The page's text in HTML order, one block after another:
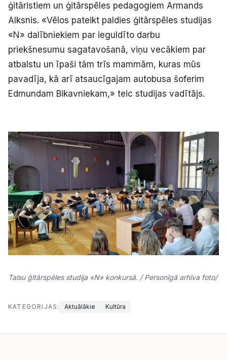
ģitāristiem un ģitārspēles pedagogiem Armands
Alksnis. «Vēlos pateikt paldies ģitārspēles studijas
«N» dalībniekiem par ieguldīto darbu
priekšnesumu sagatavošanā, viņu vecākiem par
atbalstu un īpaši tām trīs mammām, kuras mūs
pavadīja, kā arī atsaucīgajam autobusa šoferim
Edmundam Bikavniekam,» teic studijas vadītājs.
Talsu ģitārspēles studija «N» konkursā. / Personīgā arhīva foto/
KATEGORIJAS: Aktuālākie Kultūra